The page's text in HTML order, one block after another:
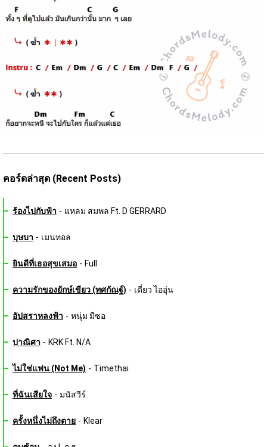
คอร์ดล่าสุด (Recent Posts)
ร้องไปกับฟ้า - แหลม สมพล Ft. D GERRARD
บุษบา - เมนทอล
ยินดีที่เธอสุขเสมอ - Full
ความรักของยักษ์เขียว (ทศกัณฐ์) - เดี่ยว ไออุ่น
อัปสราหลงฟ้า - หนุ่ม มีซอ
ปาณิศา - KRK Ft. N/A
ไม่ใช่แฟน (Not Me) - Timethai
ที่ฉันเสียใจ - มนัสวีร์
ครั้งหนึ่งไม่ถึงตาย - Klear